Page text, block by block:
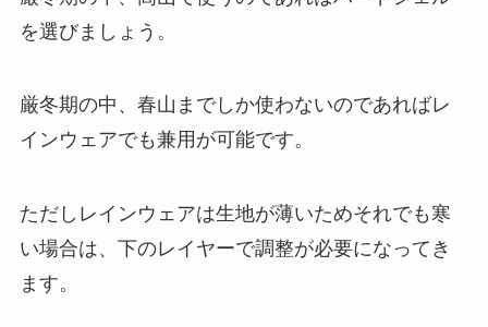
を選びましょう。
厳冬期の中、春山までしか使わないのであればレ
インウェアでも兼用が可能です。
ただしレインウェアは生地が薄いためそれでも寒
い場合は、下のレイヤーで調整が必要になってき
ます。